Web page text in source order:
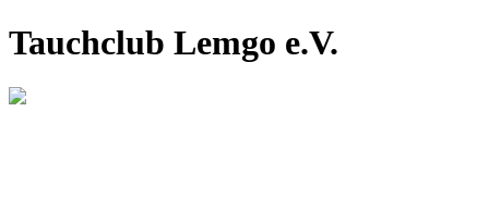
Tauchclub Lemgo e.V.